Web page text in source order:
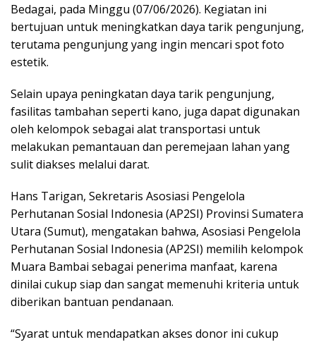
Bedagai, pada Minggu (07/06/2026). Kegiatan ini
bertujuan untuk meningkatkan daya tarik pengunjung,
terutama pengunjung yang ingin mencari spot foto
estetik.
Selain upaya peningkatan daya tarik pengunjung,
fasilitas tambahan seperti kano, juga dapat digunakan
oleh kelompok sebagai alat transportasi untuk
melakukan pemantauan dan peremejaan lahan yang
sulit diakses melalui darat.
Hans Tarigan, Sekretaris Asosiasi Pengelola
Perhutanan Sosial Indonesia (AP2SI) Provinsi Sumatera
Utara (Sumut), mengatakan bahwa, Asosiasi Pengelola
Perhutanan Sosial Indonesia (AP2SI) memilih kelompok
Muara Bambai sebagai penerima manfaat, karena
dinilai cukup siap dan sangat memenuhi kriteria untuk
diberikan bantuan pendanaan.
“Syarat untuk mendapatkan akses donor ini cukup